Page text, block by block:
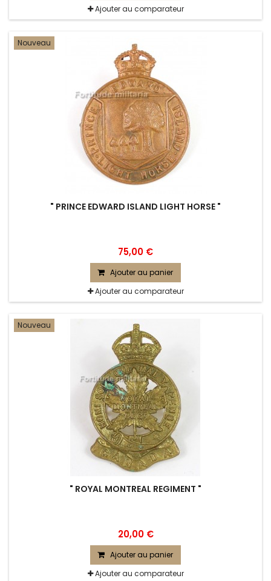
Ajouter au comparateur
Nouveau
" PRINCE EDWARD ISLAND LIGHT HORSE "
75,00 €
Ajouter au panier
Ajouter au comparateur
Nouveau
" ROYAL MONTREAL REGIMENT "
20,00 €
Ajouter au panier
Ajouter au comparateur